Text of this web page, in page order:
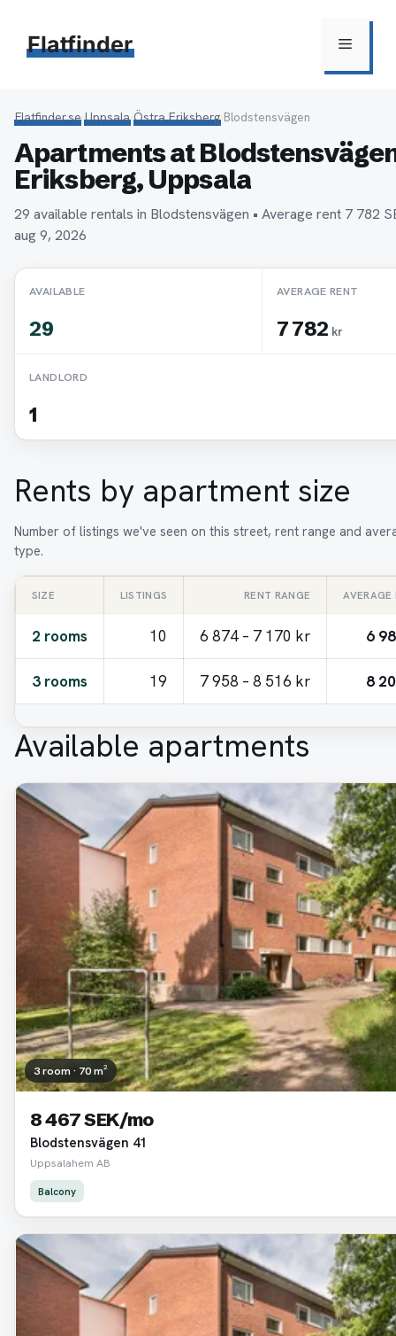
innehåll
Flatfinder Meny
Flatfinder.se›Uppsala›Östra Eriksberg›Blodstensvägen
Apartments at
Eriksberg, Uppsala
29 available rentals in Blodstensvägen • Average rent 7 782
aug 9, 2026
AVAILABLE
29
AVERAGE RENT
7 782 kr
LANDLORD
1
Rents by apartment size
Number of listings we've seen on this street, rent range and
type.
SIZE LISTINGS RENT RANGE AVERAGE
2 rooms 10 6 874 – 7 170 kr 6
3 rooms 19 7 958 – 8 516 kr 8
Available apartments
3 room · 70 m²
8 467 SEK/mo
Blodstensvägen 41
Uppsalahem AB
Balcony